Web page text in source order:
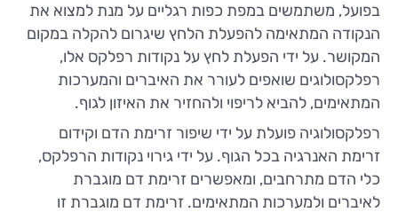
בפועל, משתמשים במפת כפות רגליים על מנת למצוא את
הנקודה המתאימה להפעלת הלחץ שיגרום להקלה במקום
המקושר. על ידי הפעלת לחץ על נקודות רפלקס אלו,
רפלקסולוגים שואפים לעורר את האיברים והמערכות
המתאימים, להביא לריפוי ולהחזיר את האיזון לגוף.
רפלקסולוגיה פועלת על ידי שיפור זרימת הדם וקידום
זרימת האנרגיה בכל הגוף. על ידי גירוי נקודות הרפלקס,
כלי הדם מתרחבים, ומאפשרים זרימת דם מוגברת
לאיברים ולמערכות המתאימים. זרימת דם מוגברת זו